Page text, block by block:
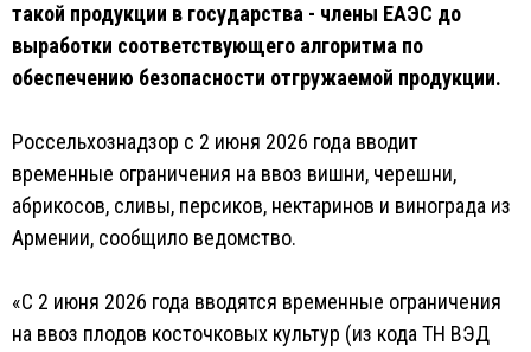
такой продукции в государства - члены ЕАЭС до
выработки соответствующего алгоритма по
обеспечению безопасности отгружаемой продукции.
Россельхознадзор с 2 июня 2026 года вводит
временные ограничения на ввоз вишни, черешни,
абрикосов, сливы, персиков, нектаринов и винограда из
Армении, сообщило ведомство.
«С 2 июня 2026 года вводятся временные ограничения
на ввоз плодов косточковых культур (из кода ТН ВЭД